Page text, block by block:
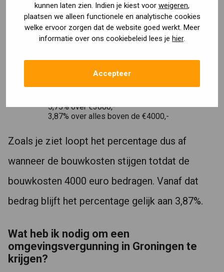
kunnen laten zien. Indien je kiest voor weigeren,
plaatsen we alleen functionele en analytische cookies
welke ervoor zorgen dat de website goed werkt. Meer
informatie over ons cookiebeleid lees je hier.
Accepteer
Maar om aan te geven hoe het rente
percentage oploopt geeft ik je toch even het
schema hier beneden:
13,92% over €1000,-
5,75% over €3000,-
3,87% over alles boven de €4000,-
Zoals je ziet loopt het percentage dus af
wanneer de bouwkosten stijgen totdat de
bouwkosten 4000 euro bedragen. Vanaf dat
bedrag blijft het percentage gelijk aan 3,87%.
Wat heb ik nodig om een
omgevingsvergunning in Groningen te
krijgen?